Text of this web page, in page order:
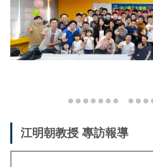
江明朝教授 專訪報導